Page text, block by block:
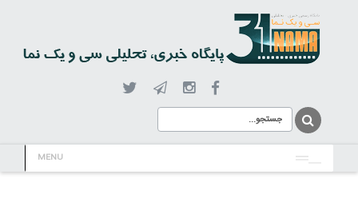
MENU